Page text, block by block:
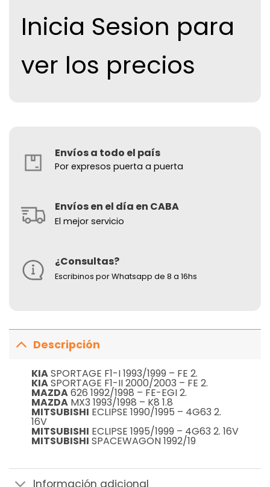
Inicia Sesion para
ver los precios
Envíos a todo el país
Por expresos puerta a puerta
Envíos en el día en CABA
El mejor servicio
¿Consultas?
Escribinos por Whatsapp de 8 a 16hs
Descripción
KIASPORTAGE F1-I 1993/1999 – FE 2.
KIASPORTAGE F1-II 2000/2003 – FE 2.
MAZDA626 1992/1998 – FE-EGI 2.
MAZDAMX3 1993/1998 – K8 1.8
MITSUBISHI ECLIPSE 1990/1995 – 4G63 2.
16V
MITSUBISHI ECLIPSE 1995/1999 – 4G63 2. 16V
MITSUBISHI SPACEWAGON 1992/19
Información adicional